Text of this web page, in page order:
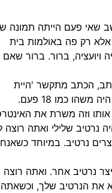
שאי פעם הייתה תמונה
אלא רק פה באולמות בית
ברור. ברור שאם
הכתב מתקשר 'היית
כמו 18 פעם.
וזה משרת את
נרטיב שלילי ואתה רוצה
נרטיב. במיוחד
נרטיב אחר. ואתה רוצה
את הנרטיב שלך, וכשאתה